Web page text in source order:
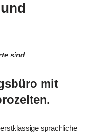
sind
mit
sprachliche